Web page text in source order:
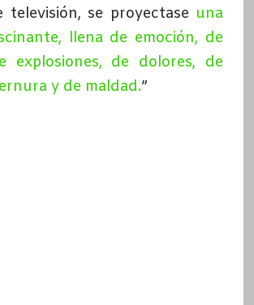
televisión, se proyectase una
llena de emoción, de
explosiones, de dolores, de
y de maldad.”